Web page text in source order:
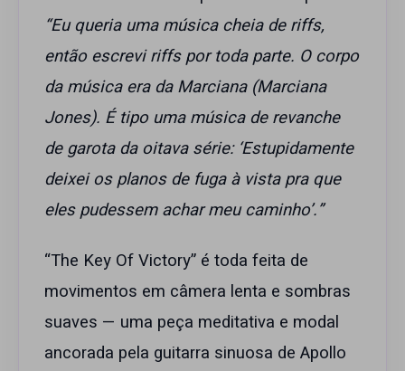
“Eu queria uma música cheia de riffs,
então escrevi riffs por toda parte. O corpo
da música era da Marciana (Marciana
Jones). É tipo uma música de revanche
de garota da oitava série: ‘Estupidamente
deixei os planos de fuga à vista pra que
eles pudessem achar meu caminho’.”
“The Key Of Victory” é toda feita de
movimentos em câmera lenta e sombras
suaves — uma peça meditativa e modal
ancorada pela guitarra sinuosa de Apollo